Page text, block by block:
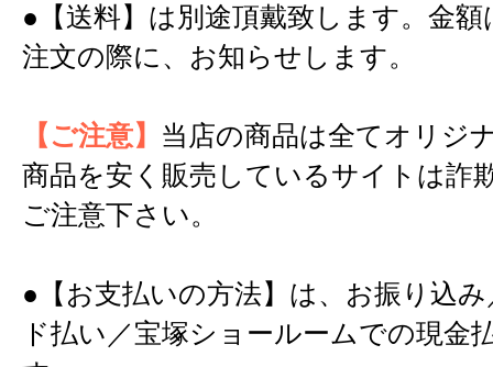
●【送料】は別途頂戴致します。金
注文の際に、お知らせします。
【ご注意】 当店の商品は全てオリジ
商品を安く販売しているサイトは詐
ご注意下さい。
●【お支払いの方法】は、お振り込
ド払い／宝塚ショールームでの現金